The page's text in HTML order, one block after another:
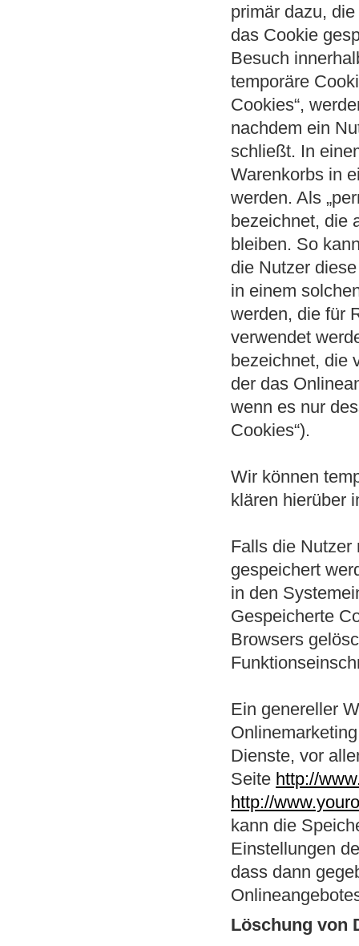
primär dazu,
das Cookie
Besuch
temporäre
Cookies“,
nachdem ein
schließt. In
Warenkorbs in
werden. Als
bezeichnet, die
bleiben. So
die Nutzer
in einem
werden, die für
verwendet
bezeichnet, die
der das
wenn es nur
Cookies“).
Wir können
klären hierüber
Falls die Nutzer
gespeichert
in den
Gespeicherte
Browsers
Ein genereller
Dienste, vor
Seite http://
http://
kann die
Einstellungen
dass dann
Löschung von